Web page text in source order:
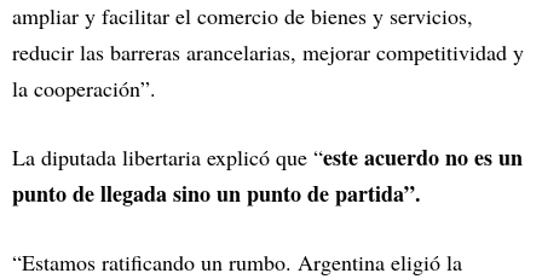
ampliar y facilitar el comercio de bienes y servicios,
reducir las barreras arancelarias, mejorar competitividad y
la cooperación”.
La diputada libertaria explicó que “este acuerdo no es un
punto de llegada sino un punto de partida”.
“Estamos ratificando un rumbo. Argentina eligió la